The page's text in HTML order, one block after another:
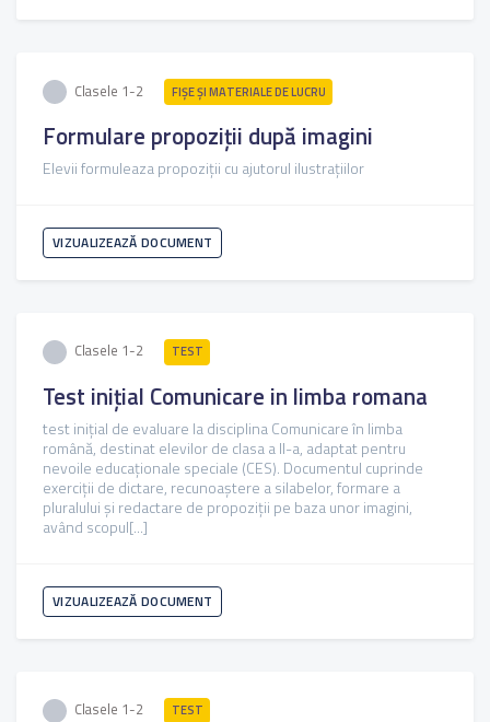
Clasele 1-2 FIŞE ŞI MATERIALE DE LUCRU
Formulare propoziții după imagini
Elevii formuleaza propoziții cu ajutorul ilustrațiilor
VIZUALIZEAZĂ DOCUMENT
Clasele 1-2 TEST
Test inițial Comunicare in limba romana
test inițial de evaluare la disciplina Comunicare în limba
română, destinat elevilor de clasa a II-a, adaptat pentru
nevoile educaționale speciale (CES). Documentul cuprinde
exerciții de dictare, recunoaștere a silabelor, formare a
pluralului și redactare de propoziții pe baza unor imagini,
având scopul[...]
VIZUALIZEAZĂ DOCUMENT
Clasele 1-2 TEST